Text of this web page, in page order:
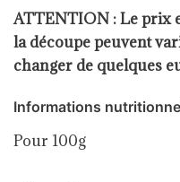
ATTENTION : Le prix
la découpe peuvent
changer de quelques
Informations
Pour 100g